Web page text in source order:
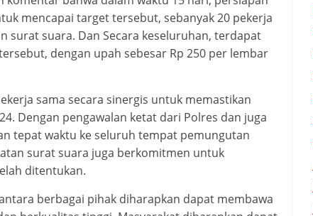
mencapai target tersebut, sebanyak 20 pekerja
surat suara. Dan Secara keseluruhan, terdapat
dengan upah sebesar Rp 250 per lembar
sama secara sinergis untuk memastikan
Dengan pengawalan ketat dari Polres dan juga
tepat waktu ke seluruh tempat pemungutan
surat suara juga berkomitmen untuk
ditentukan.
berbagai pihak diharapkan dapat membawa